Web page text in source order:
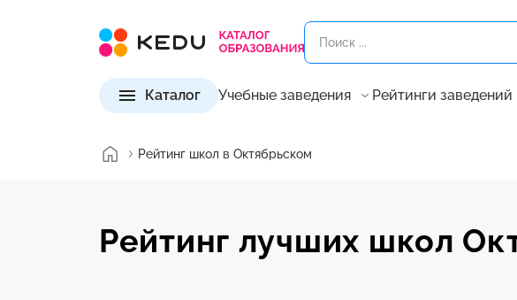
Каталог Учебные заведения Рейтинги заведений
Рейтинг школ в Октябрьском
Рейтинг лучших школ